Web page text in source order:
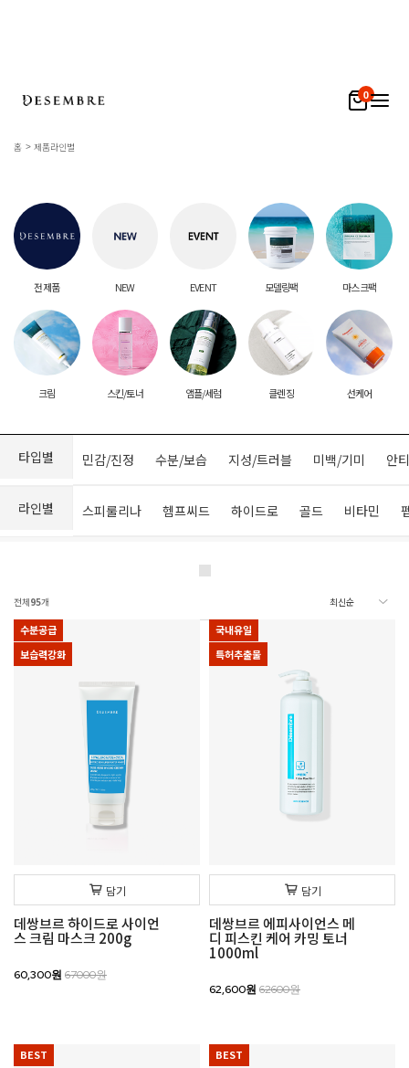
0
홈 제품라인별
전 제품 NEW EVENT 모델링팩 마스크팩
크림 스킨/토너 앰플/세럼 클렌징 선케어
타입별 민감/진정 수분/보습 지성/트러블 미백/기미 안
라인별 스피룰리나 헴프씨드 하이드로 골드 비타민
전체95개
수분공급
보습력강화
담기
데쌍브르 하이드로 사이언
스 크림 마스크 200g
60,300원 67000원
국내유일
특허추출물
담기
데쌍브르 에피사이언스 메
디 피스킨 케어 카밍 토너
1000ml
62,600원 62600원
BEST BEST